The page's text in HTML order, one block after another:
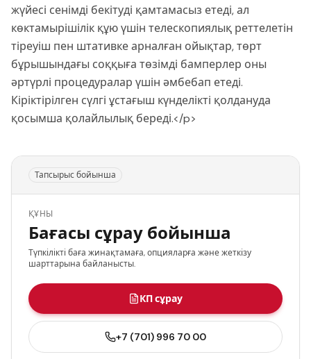
жүйесі сенімді бекітуді қамтамасыз етеді, ал
көктамырішілік құю үшін телескопиялық реттелетін
тіреуіш пен штативке арналған ойықтар, төрт
бұрышындағы соққыға төзімді бамперлер оны
әртүрлі процедуралар үшін әмбебап етеді.
Кіріктірілген сүлгі ұстағыш күнделікті қолдануда
қосымша қолайлылық береді.</p>
Тапсырыс бойынша
ҚҰНЫ
Бағасы сұрау бойынша
Түпкілікті баға жинақтамаға, опцияларға және жеткізу
шарттарына байланысты.
КП сұрау
+7 (701) 996 70 00